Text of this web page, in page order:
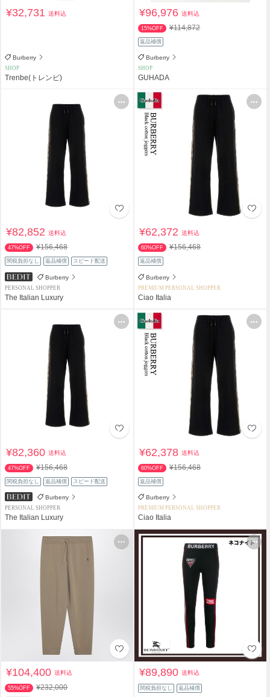
¥32,731送料込
Burberry
SHOP
Trenbe(トレンビ)
¥96,976送料込
15%OFF ¥114,872
返品補償
Burberry
SHOP
GUHADA
¥82,852送料込
47%OFF ¥156,468
関税負担なし 返品補償 スピード配送
Burberry
PERSONAL SHOPPER
The Italian Luxury
¥62,372送料込
60%OFF ¥156,468
返品補償
Burberry
PREMIUM PERSONAL SHOPPER
Ciao Italia
¥82,360送料込
47%OFF ¥156,468
関税負担なし 返品補償 スピード配送
Burberry
PERSONAL SHOPPER
The Italian Luxury
¥62,378送料込
60%OFF ¥156,468
返品補償
Burberry
PREMIUM PERSONAL SHOPPER
Ciao Italia
¥104,400送料込
55%OFF ¥232,000
¥89,890送料込
関税負担なし 返品補償